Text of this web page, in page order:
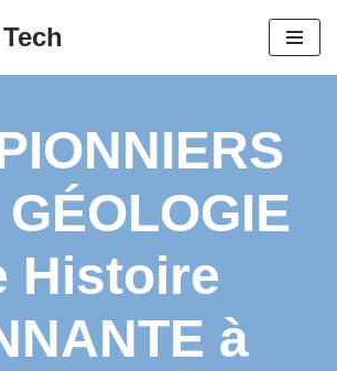
Histoire
à